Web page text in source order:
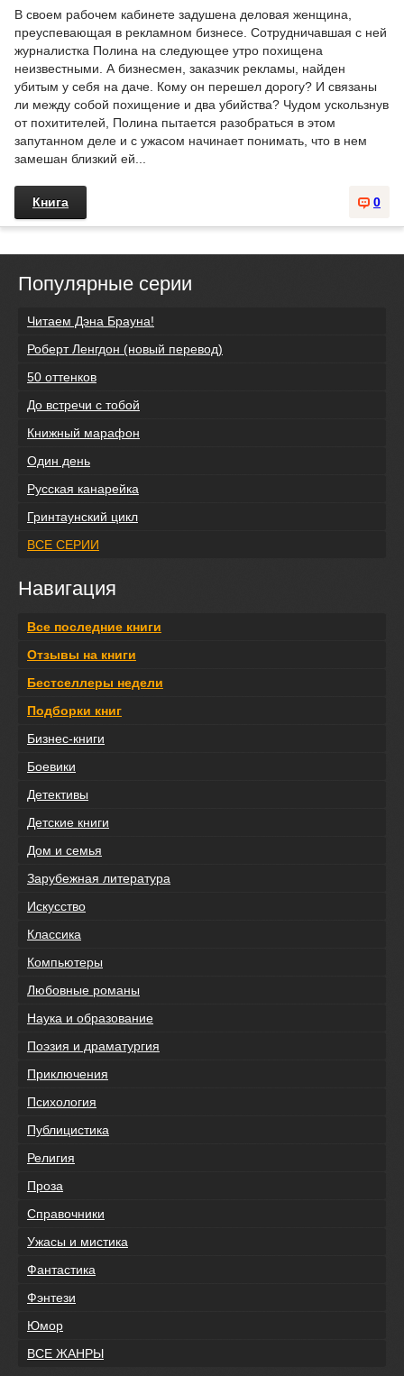
В своем рабочем кабинете задушена деловая женщина,
преуспевающая в рекламном бизнесе. Сотрудничавшая с ней
журналистка Полина на следующее утро похищена
неизвестными. А бизнесмен, заказчик рекламы, найден
убитым у себя на даче. Кому он перешел дорогу? И связаны
ли между собой похищение и два убийства? Чудом ускользнув
от похитителей, Полина пытается разобраться в этом
запутанном деле и с ужасом начинает понимать, что в нем
замешан близкий ей...
0
Книга
Популярные серии
Читаем Дэна Брауна!
Роберт Ленгдон (новый перевод)
50 оттенков
До встречи с тобой
Книжный марафон
Один день
Русская канарейка
Гринтаунский цикл
ВСЕ СЕРИИ
Навигация
Все последние книги
Отзывы на книги
Бестселлеры недели
Подборки книг
Бизнес-книги
Боевики
Детективы
Детские книги
Дом и семья
Зарубежная литература
Искусство
Классика
Компьютеры
Любовные романы
Наука и образование
Поэзия и драматургия
Приключения
Психология
Публицистика
Религия
Проза
Справочники
Ужасы и мистика
Фантастика
Фэнтези
Юмор
ВСЕ ЖАНРЫ